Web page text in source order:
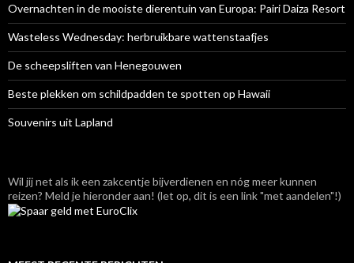
Overnachten in de mooiste dierentuin van Europa: Pairi Daiza Resort
Wasteless Wednesday: herbruikbare wattenstaafjes
De scheepsliften van Henegouwen
Beste plekken om schildpadden te spotten op Hawaii
Souvenirs uit Lapland
Wil jij net als ik een zakcentje bijverdienen en nóg meer kunnen
reizen? Meld je hieronder aan! (let op, dit is een link "met aandelen"!)